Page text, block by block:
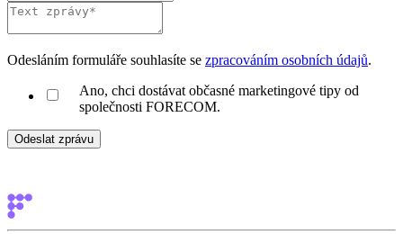
Odesláním formuláře souhlasíte se zpracováním osobních údajů.
Ano, chci dostávat občasné marketingové tipy od
společnosti FORECOM.